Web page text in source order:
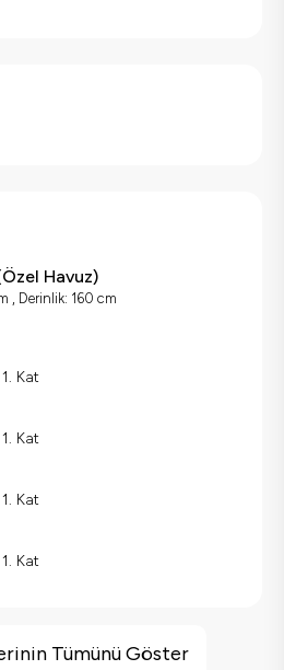
Özel Havuz)
, Derinlik: 160 cm
Kat
Kat
Kat
Kat
Tümünü Göster